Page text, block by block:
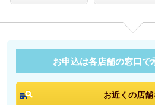
お申込は各店舗の窓口で
お近くの店